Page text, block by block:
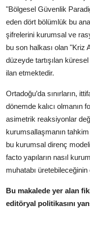
"Bölgesel Güvenlik
eden dört bölümlük bu
şifrelerini kurumsal ve
bu son halkası olan "Kriz
düzeyde tartışılan
ilan etmektedir.
Ortadoğu’da sınırların,
dönemde kalıcı olmanın
asimetrik reaksiyonlar
kurumsallaşmanın
bu kurumsal direnç
facto yapıların nasıl
muhatabı üretebileceğinin
Bu makalede yer alan
editöryal politikasını